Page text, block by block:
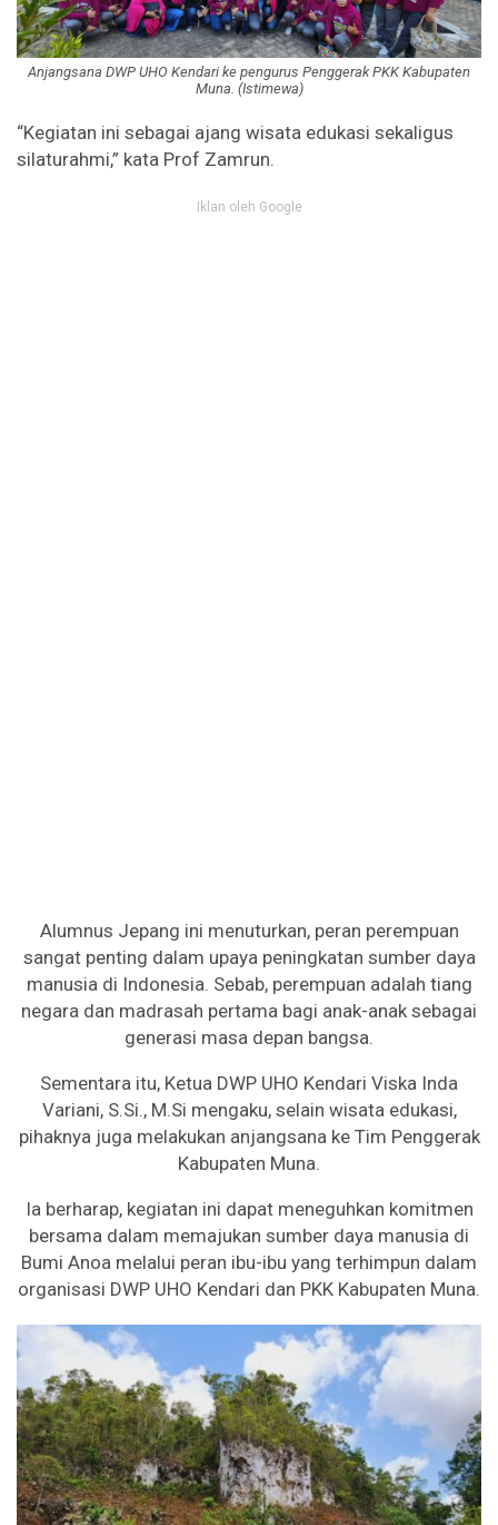
Anjangsana DWP UHO Kendari ke pengurus Penggerak PKK Kabupaten
Muna. (Istimewa)
“Kegiatan ini sebagai ajang wisata edukasi sekaligus
silaturahmi,” kata Prof Zamrun.
Iklan oleh Google
Alumnus Jepang ini menuturkan, peran perempuan
sangat penting dalam upaya peningkatan sumber daya
manusia di Indonesia. Sebab, perempuan adalah tiang
negara dan madrasah pertama bagi anak-anak sebagai
generasi masa depan bangsa.
Sementara itu, Ketua DWP UHO Kendari Viska Inda
Variani, S.Si., M.Si mengaku, selain wisata edukasi,
pihaknya juga melakukan anjangsana ke Tim Penggerak
Kabupaten Muna.
Ia berharap, kegiatan ini dapat meneguhkan komitmen
bersama dalam memajukan sumber daya manusia di
Bumi Anoa melalui peran ibu-ibu yang terhimpun dalam
organisasi DWP UHO Kendari dan PKK Kabupaten Muna.